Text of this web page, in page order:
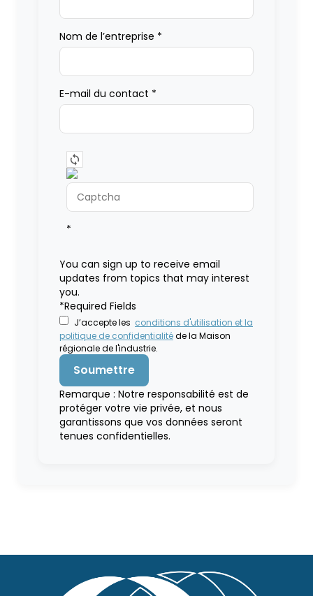
Nom de l’entreprise *
E-mail du contact *
*
You can sign up to receive email
updates from topics that may interest
you.
*Required Fields
J’accepte les conditions d'utilisation et la
politique de confidentialitéde la Maison
régionale de l'industrie.
Remarque : Notre responsabilité est de
protéger votre vie privée, et nous
garantissons que vos données seront
tenues confidentielles.